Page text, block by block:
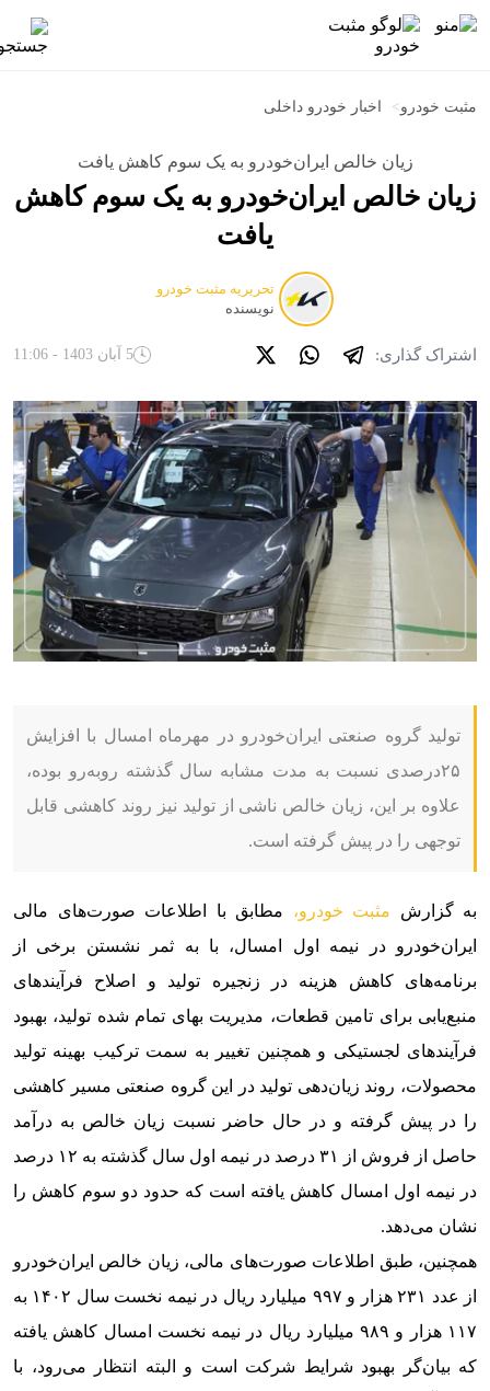
مثبت خودرو> اخبار خودرو داخلی
زیان خالص ایران‌خودرو به یک سوم کاهش یافت
زیان خالص ایران‌خودرو به یک سوم کاهش
یافت
تحریریه مثبت خودرو
نویسنده
اشتراک گذاری: 5 آبان 1403 - 11:06
تولید گروه صنعتی ایران‌خودرو در مهرماه امسال با افزایش
۲۵درصدی نسبت به مدت مشابه سال گذشته روبه‌رو بوده،
علاوه بر این، زیان خالص ناشی از تولید نیز روند کاهشی قابل
توجهی را در پیش گرفته است.
به گزارش مثبت خودرو، مطابق با اطلاعات صورت‌های مالی
ایران‌خودرو در نیمه اول امسال، با به ثمر نشستن برخی از
برنامه‌های کاهش هزینه در زنجیره تولید و اصلاح فرآیندهای
منبع‌یابی برای تامین قطعات، مدیریت بهای تمام شده تولید، بهبود
فرآیندهای لجستیکی و همچنین تغییر به سمت ترکیب بهینه تولید
محصولات، روند زیان‌دهی تولید در این گروه صنعتی مسیر کاهشی
را در پیش گرفته و در حال حاضر نسبت زیان خالص به درآمد
حاصل از فروش از ۳۱ درصد در نیمه اول سال گذشته به ۱۲ درصد
در نیمه اول امسال کاهش یافته است که حدود دو سوم کاهش را
نشان می‌دهد.
همچنین، طبق اطلاعات صورت‌های مالی، زیان خالص ایران‌خودرو
از عدد ۲۳۱ هزار و ۹۹۷ میلیارد ریال در نیمه نخست سال ۱۴۰۲ به
۱۱۷ هزار و ۹۸۹ میلیارد ریال در نیمه نخست امسال کاهش یافته
که بیان‌گر بهبود شرایط شرکت است و البته انتظار می‌رود، با